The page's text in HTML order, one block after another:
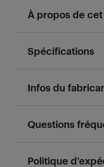
À propos de
Spécifications
Infos du
Questions
Politique